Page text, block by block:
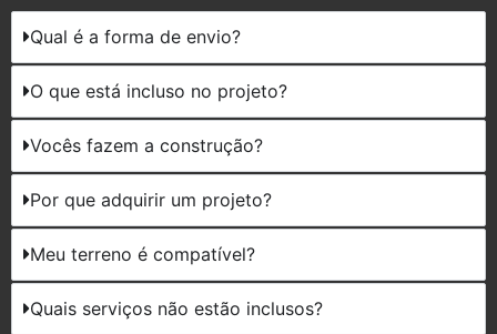
Qual é a forma de envio?
O que está incluso no projeto?
Vocês fazem a construção?
Por que adquirir um projeto?
Meu terreno é compatível?
Quais serviços não estão inclusos?